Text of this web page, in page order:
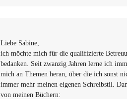
Liebe Sabine,
ich möchte mich für die qualifizierte
bedanken. Seit zwanzig Jahren lerne ich
mich an Themen heran, über die ich sonst
immer mehr meinen eigenen Schreibstil.
von meinen Büchern: